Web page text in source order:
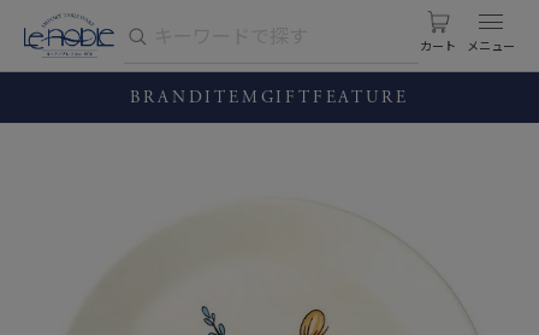
カート
BRANDITEM GIFT FEATURE